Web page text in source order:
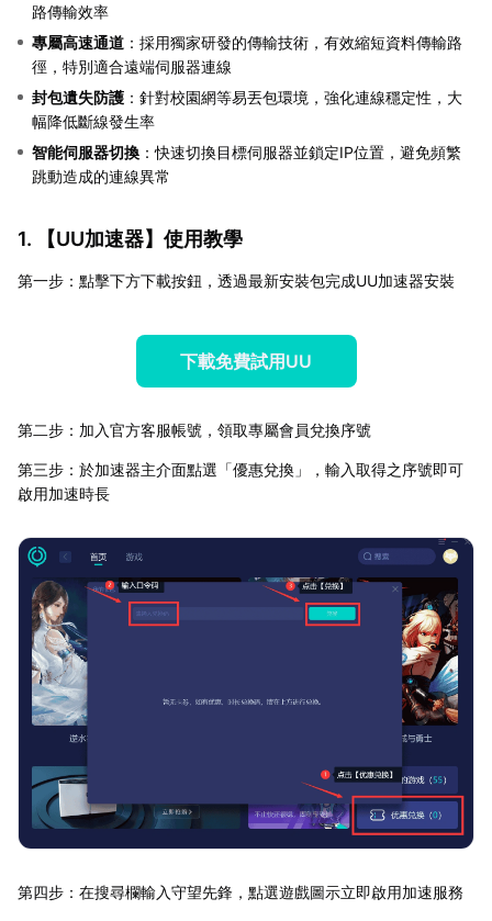
路傳輸效率
專屬高速通道 ：採用獨家研發的傳輸技術，有效縮短資料傳輸路
徑，特別適合遠端伺服器連線
封包遺失防護 ：針對校園網等易丟包環境，強化連線穩定性，大
幅降低斷線發生率
智能伺服器切換 ：快速切換目標伺服器並鎖定IP位置，避免頻繁
跳動造成的連線異常
1. 【UU加速器】使用教學
第一步：點擊下方下載按鈕，透過最新安裝包完成UU加速器安裝
下載免費試用UU
第二步：加入官方客服帳號，領取專屬會員兌換序號
第三步：於加速器主介面點選「優惠兌換」，輸入取得之序號即可
啟用加速時長
第四步：在搜尋欄輸入守望先鋒，點選遊戲圖示立即啟用加速服務